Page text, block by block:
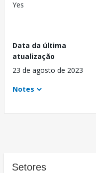
Yes
Data da última
atualização
23 de agosto de 2023
Notes
Setores